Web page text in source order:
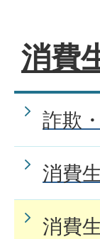
消費
詐欺
消費
消費